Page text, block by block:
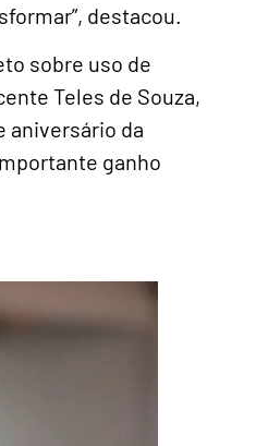
destacou.
sobre uso de
Teles de Souza,
aniversário da
ganho